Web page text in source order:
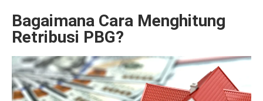
Bagaimana Cara Menghitung
Retribusi PBG?